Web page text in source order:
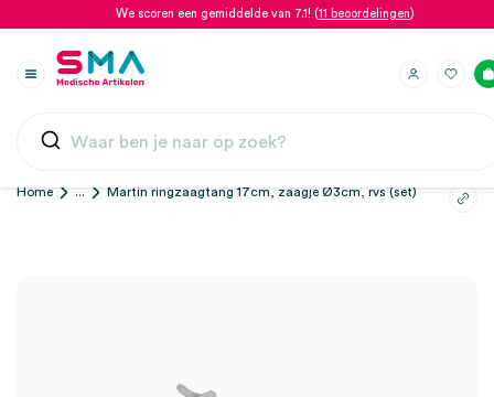
We scoren een gemiddelde van 7.1! (11 beoordelingen)
Home ... Martin ringzaagtang 17cm, zaagje Ø3cm, rvs (set)